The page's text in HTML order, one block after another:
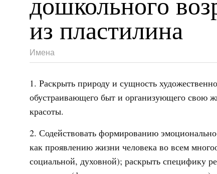
из пластилина
Имена
1. Раскрыть природу и сущность
обустраивающего быт и организующего свою
красоты.
2. Содействовать формированию
как проявлению жизни человека во всем
социальной, духовной); раскрыть специфику